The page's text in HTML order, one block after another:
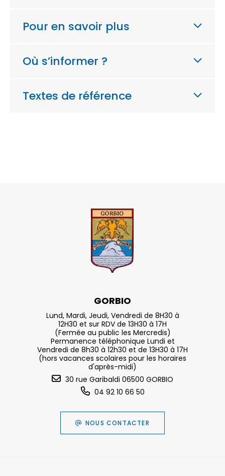
Pour en savoir plus
Où s’informer ?
Textes de référence
GORBIO
Lund, Mardi, Jeudi, Vendredi de 8H30 à
12H30 et sur RDV de 13H30 à 17H
(Fermée au public les Mercredis)
Permanence téléphonique Lundi et
Vendredi de 8h30 à 12h30 et de 13H30 à 17H
(hors vacances scolaires pour les horaires
d'après-midi)
30 rue Garibaldi 06500 GORBIO
04 92 10 66 50
NOUS CONTACTER